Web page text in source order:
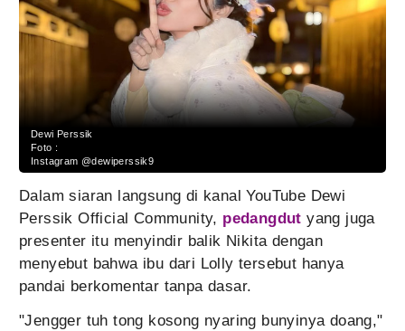
Dewi Perssik
Foto :
Instagram @dewiperssik9
Dalam siaran langsung di kanal YouTube Dewi
Perssik Official Community, pedangdut yang juga
presenter itu menyindir balik Nikita dengan
menyebut bahwa ibu dari Lolly tersebut hanya
pandai berkomentar tanpa dasar.
"Jengger tuh tong kosong nyaring bunyinya doang,"